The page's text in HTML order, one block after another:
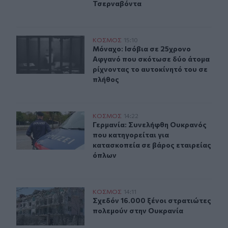
Τσερναβόντα
Μόναχο: Ισόβια σε 25χρονο Αφγανό που σκότωσε δύο
ΚΟΣΜΟΣ 15:10
Μόναχο: Ισόβια σε 25χρονο
Μόναχο: Ισόβια σε 25χρονο
Αφγανό που σκότωσε δύο άτομα
ρίχνοντας το αυτοκίνητό του σε
πλήθος
Γερμανία: Συνελήφθη Ουκρανός που κατηγορείται για
ΚΟΣΜΟΣ 14:22
Γερμανία: Συνελήφθη Ουκρανός
Γερμανία: Συνελήφθη Ουκρανός
που κατηγορείται για
κατασκοπεία σε βάρος εταιρείας
όπλων
Σχεδόν 16.000 ξένοι στρατιώτες πολεμούν στην
ΚΟΣΜΟΣ 14:11
Σχεδόν 16.000 ξένοι στρατιώτες
Σχεδόν 16.000 ξένοι στρατιώτες
πολεμούν στην Ουκρανία